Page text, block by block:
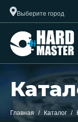
Выберите город
Главная Каталог